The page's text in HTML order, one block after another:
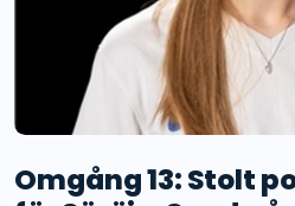
Omgång 13: Stolt